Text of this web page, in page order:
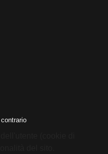
(cookie di